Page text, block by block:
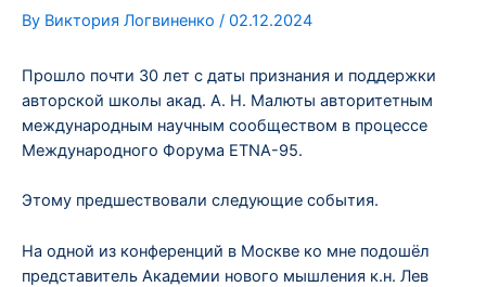
By Виктория Логвиненко / 02.12.2024
Прошло почти 30 лет с даты признания и поддержки
авторской школы акад. А. Н. Малюты авторитетным
международным научным сообществом в процессе
Международного Форума ETNA-95.
Этому предшествовали следующие события.
На одной из конференций в Москве ко мне подошёл
представитель Академии нового мышления к.н. Лев